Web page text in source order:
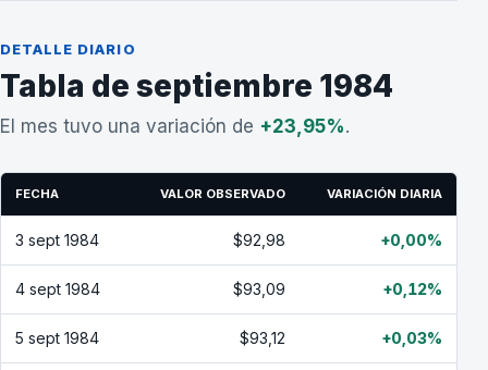
DETALLE DIARIO
Tabla de septiembre 1984
El mes tuvo una variación de +23,95%.
FECHA VALOR OBSERVADO VARIACIÓN DIARIA
3 sept 1984 $92,98 +0,00%
4 sept 1984 $93,09 +0,12%
5 sept 1984 $93,12 +0,03%